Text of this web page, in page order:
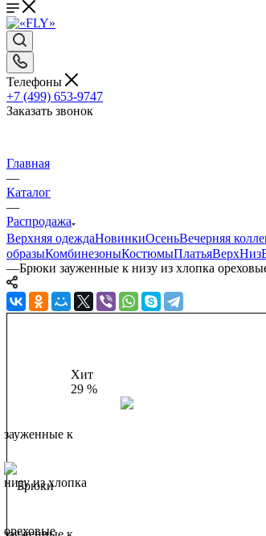
Телефоны
+7 (499) 653-9747
Заказать звонок
Главная
—
Каталог
—
Распродажа
Верхняя одеждаНовинкиОсеньВечерняя
образыКомбинезоныКостюмыПлатьяВерхНиз
—Брюки зауженные к низу из хлопка
Хит
29 %